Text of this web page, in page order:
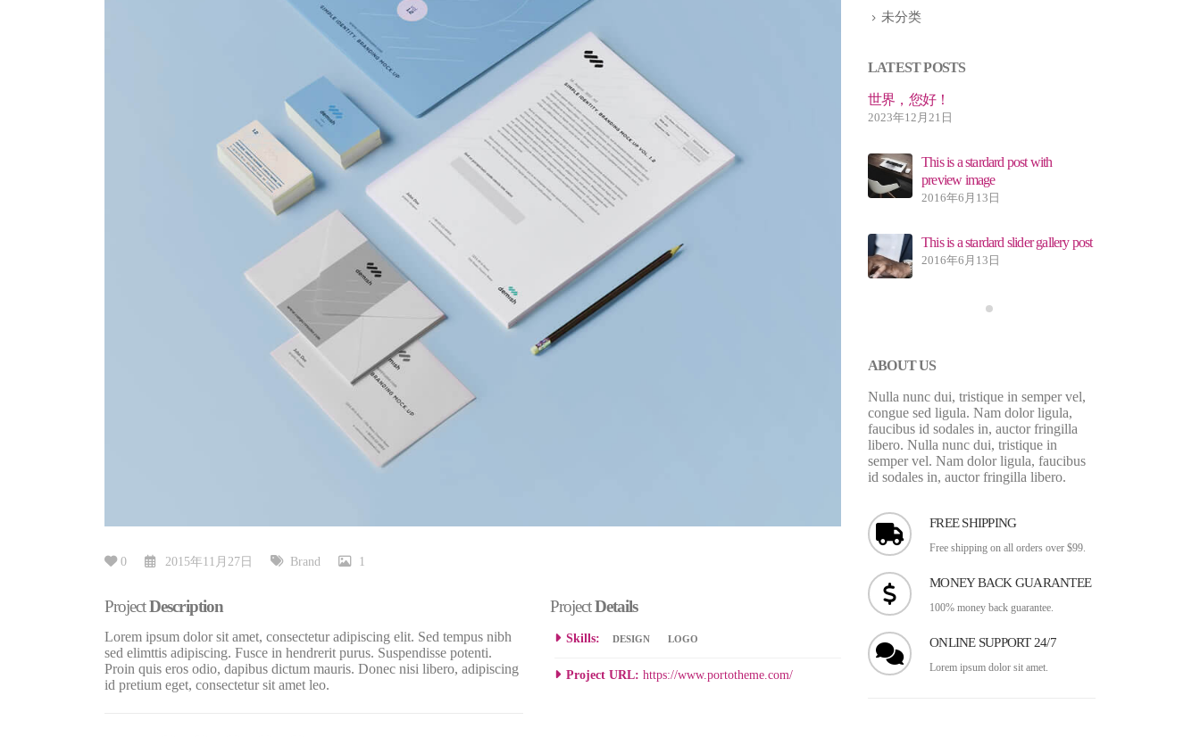
0 2015年11月27日 Brand 1
ProjectDescription
Lorem ipsum dolor sit amet, consectetur adipiscing elit. Sed tempus nibh
sed elimttis adipiscing. Fusce in hendrerit purus. Suspendisse potenti.
Proin quis eros odio, dapibus dictum mauris. Donec nisi libero, adipiscing
id pretium eget, consectetur sit amet leo.
ProjectDetails
Skills: DESIGN LOGO
Project URL: https://www.portotheme.com/
未分类
LATEST POSTS
世界，您好！
2023年12月21日
This is a stardard post with
preview image
2016年6月13日
This is a stardard slider gallery post
2016年6月13日
This is a standard image gallery
thumbs post
2016年6月11日
This is a standard embedded video
post
2016年6月10日
This is a standard HTML5 video
post
2016年5月30日
世界，您好！
2023年12月21日
This is a stardard post with
This is a stardard slider gallery post
thumbs post
This is a standard embedded video
post
This is a standard HTML5 video
Nulla nunc dui, tristique in semper vel,
congue sed ligula. Nam dolor ligula,
faucibus id sodales in, auctor fringilla
libero. Nulla nunc dui, tristique in
semper vel. Nam dolor ligula, faucibus